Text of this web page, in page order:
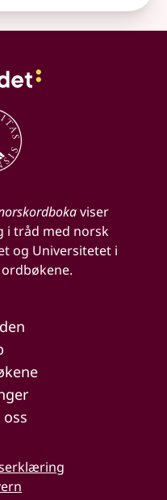
viser
i tråd med norsk
og Universitetet i